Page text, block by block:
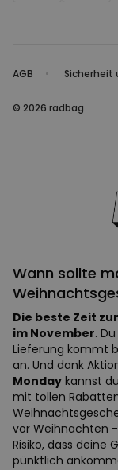
AGB Sicherheit
© 2026 radbag
Wann sollte
Die beste Zeit
im November.
Lieferung kommt
an. Und dank
Monday kannst
mit tollen
vor Weihnachten
Risiko, dass deine
pünktlich